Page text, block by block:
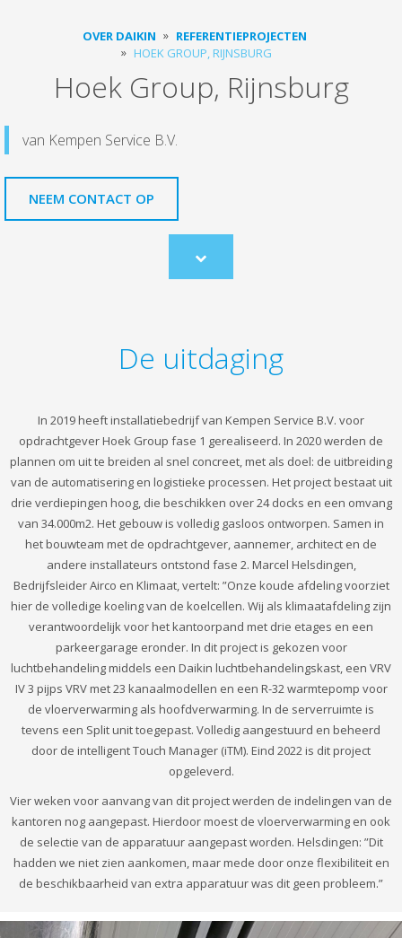
OVER DAIKIN
REFERENTIEPROJECTEN
HOEK GROUP, RIJNSBURG
Hoek Group, Rijnsburg
van Kempen Service B.V.
NEEM CONTACT OP
Scroll
to
De uitdaging
In 2019 heeft installatiebedrijf van Kempen Service B.V. voor
opdrachtgever Hoek Group fase 1 gerealiseerd. In 2020 werden de
plannen om uit te breiden al snel concreet, met als doel: de uitbreiding
van de automatisering en logistieke processen. Het project bestaat uit
drie verdiepingen hoog, die beschikken over 24 docks en een omvang
van 34.000m2. Het gebouw is volledig gasloos ontworpen. Samen in
het bouwteam met de opdrachtgever, aannemer, architect en de
andere installateurs ontstond fase 2. Marcel Helsdingen,
Bedrijfsleider Airco en Klimaat, vertelt: ”Onze koude afdeling voorziet
hier de volledige koeling van de koelcellen. Wij als klimaatafdeling zijn
verantwoordelijk voor het kantoorpand met drie etages en een
parkeergarage eronder. In dit project is gekozen voor
luchtbehandeling middels een Daikin luchtbehandelingskast, een VRV
IV 3 pijps VRV met 23 kanaalmodellen en een R-32 warmtepomp voor
de vloerverwarming als hoofdverwarming. In de serverruimte is
tevens een Split unit toegepast. Volledig aangestuurd en beheerd
door de intelligent Touch Manager (iTM). Eind 2022 is dit project
opgeleverd.
Vier weken voor aanvang van dit project werden de indelingen van de
kantoren nog aangepast. Hierdoor moest de vloerverwarming en ook
de selectie van de apparatuur aangepast worden. Helsdingen: ”Dit
hadden we niet zien aankomen, maar mede door onze flexibiliteit en
de beschikbaarheid van extra apparatuur was dit geen probleem.”